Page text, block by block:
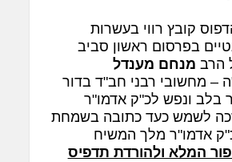
קובץ רווי בעשרות
בפרסום ראשון סביב
הרב מנחם מענדל
– מחשובי רבני חב"ד בדור
בלב ונפש לכ"ק אדמו"ר
לשמש כעד כתובה בשמחת
אדמו"ר מלך המשיח
המלא ולהורדת תדפיס